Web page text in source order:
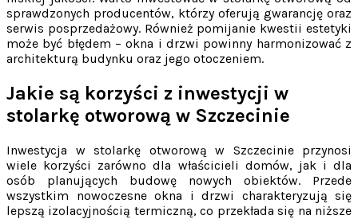
sprawdzonych producentów, którzy oferują gwarancję oraz
serwis posprzedażowy. Również pomijanie kwestii estetyki
może być błędem – okna i drzwi powinny harmonizować z
architekturą budynku oraz jego otoczeniem.
Jakie są korzyści z inwestycji w
stolarkę otworową w Szczecinie
Inwestycja w stolarkę otworową w Szczecinie przynosi
wiele korzyści zarówno dla właścicieli domów, jak i dla
osób planujących budowę nowych obiektów. Przede
wszystkim nowoczesne okna i drzwi charakteryzują się
lepszą izolacyjnością termiczną, co przekłada się na niższe